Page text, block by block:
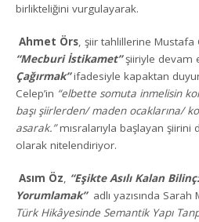
birlikteliğini vurgulayarak.
Ahmet Örs, şiir tahlillerine Mustafa
“Mecburi İstikamet”şiiriyle devam
Çağırmak”ifadesiyle kapaktan
Celep’in “elbette somuta inmelisin
başı şiirlerden/ maden ocaklarına/
asarak.”mısralarıyla başlayan şiirini
olarak nitelendiriyor.
Asım Öz, “Eşikte Asılı Kalan
Yorumlamak” adlı yazısında Sarah
Türk Hikâyesinde Semantik Yapı